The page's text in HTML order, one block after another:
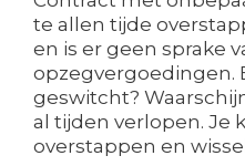
te allen tijde
en is er geen sprake
opzegvergoedingen.
geswitcht?
al tijden verlopen. Je
overstappen en